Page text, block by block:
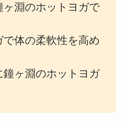
ヶ淵のホットヨガで
体の柔軟性を高め
ヶ淵のホットヨガ